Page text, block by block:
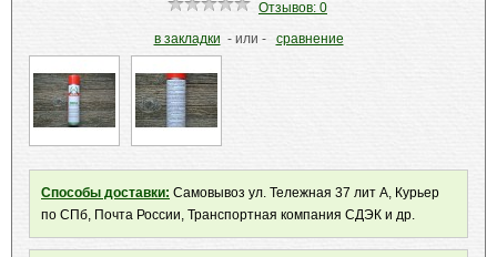
Отзывов: 0
в закладки - или - сравнение
Способы доставки: Самовывоз ул. Тележная 37 лит А, Курьер
по СПб, Почта России, Транспортная компания СДЭК и др.